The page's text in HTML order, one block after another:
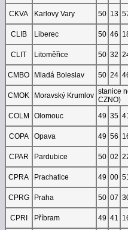
CKVA
Karlovy Vary 50 13
CLIB
Liberec 50 46
CLIT
Litoměřice 50 32
CMBO
Mladá Boleslav 50 24
CMOK
Moravský Krumlov stanice
CZNO)
COLM
Olomouc 49 35
COPA
Opava 49 56
CPAR
Pardubice 50 02
CPRA
Prachatice 49 00
CPRG
Praha 50 07
CPRI
Příbram 49 41